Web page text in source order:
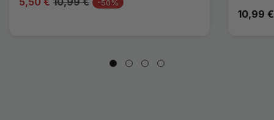
-50%
10,99 €